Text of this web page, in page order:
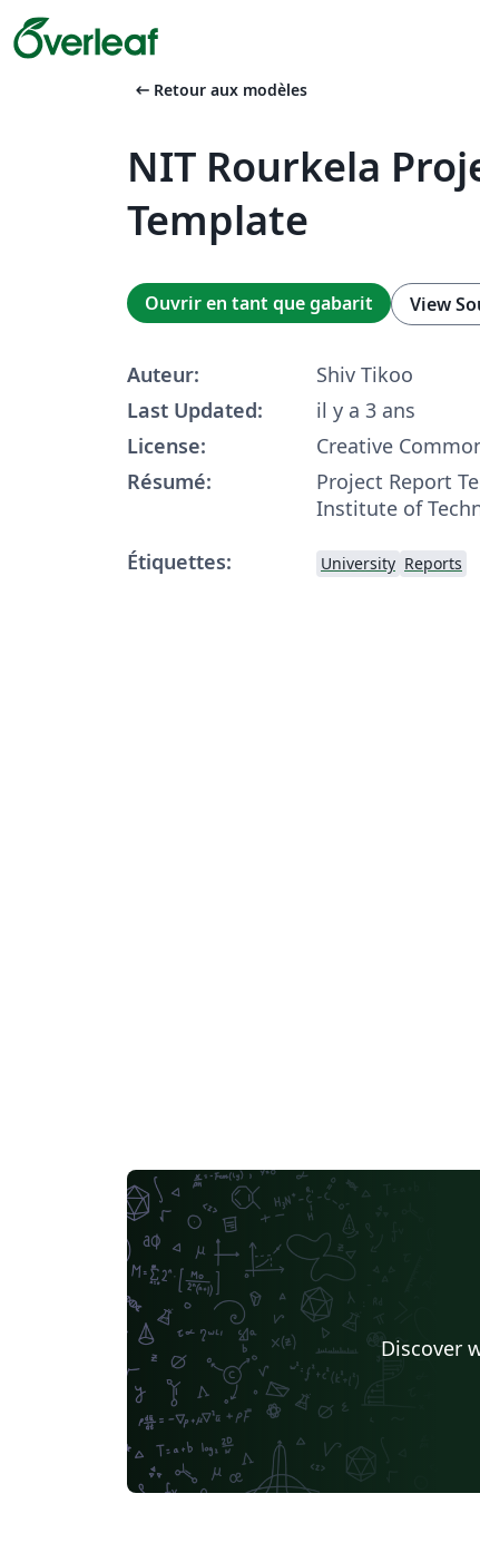
arrow_left_alt Retour aux modèles
NIT Rourkela
Template
Ouvrir en tant que gabarit View
Auteur:
Shiv Tikoo
Last Updated:
il y a 3 ans
License:
Creative
Résumé:
Project Report
Institute of
Étiquettes:
University Reports
Discover